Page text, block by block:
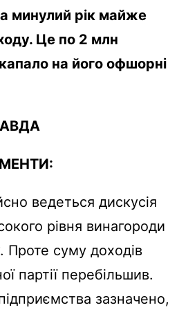
минулий рік майже
Це по 2 млн
на його офшорні
ведеться дискусія
рівня винагороди
Проте суму доходів
партії перебільшив.
зазначено,